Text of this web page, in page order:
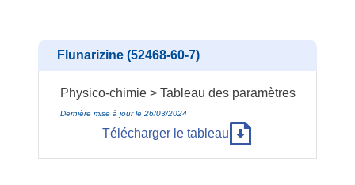
Flunarizine (52468-60-7)
Physico-chimie > Tableau des paramètres
Dernière mise à jour le 26/03/2024
Télécharger le tableau